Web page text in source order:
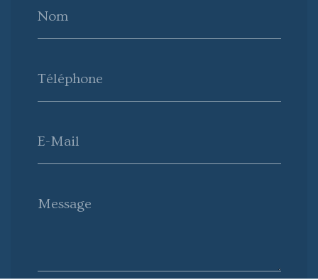
Nom
Téléphone
E-Mail
Message